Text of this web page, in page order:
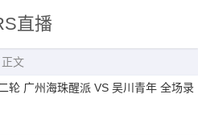
直播
文
轮 广州海珠醒派 VS 吴川青年 全场录